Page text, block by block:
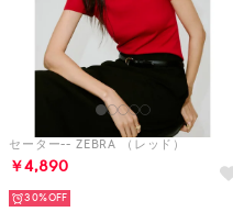
セーター-- ZEBRA （レッド）
￥4,890
30%